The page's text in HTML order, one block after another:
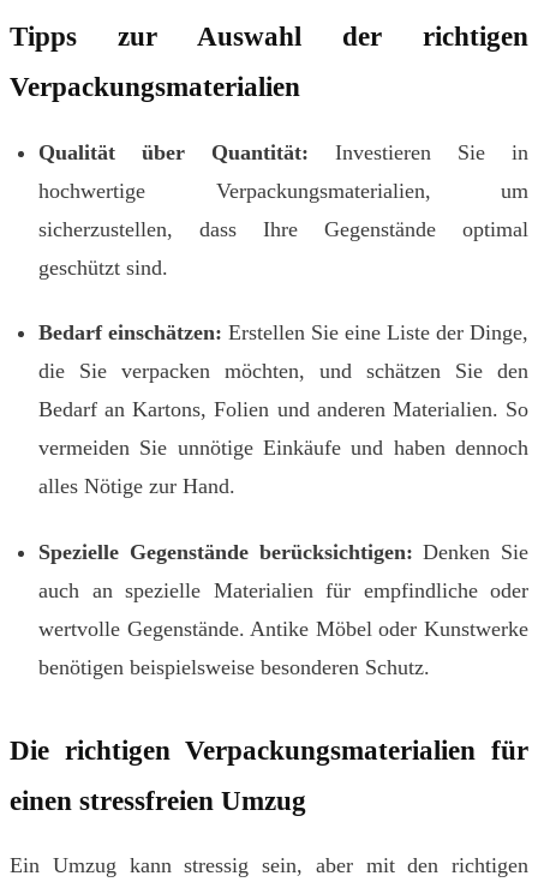
Tipps zur Auswahl der richtigen
Verpackungsmaterialien
Qualität über Quantität: Investieren Sie in
hochwertige Verpackungsmaterialien, um
sicherzustellen, dass Ihre Gegenstände optimal
geschützt sind.
Bedarf einschätzen: Erstellen Sie eine Liste der Dinge,
die Sie verpacken möchten, und schätzen Sie den
Bedarf an Kartons, Folien und anderen Materialien. So
vermeiden Sie unnötige Einkäufe und haben dennoch
alles Nötige zur Hand.
Spezielle Gegenstände berücksichtigen: Denken Sie
auch an spezielle Materialien für empfindliche oder
wertvolle Gegenstände. Antike Möbel oder Kunstwerke
benötigen beispielsweise besonderen Schutz.
Die richtigen Verpackungsmaterialien für
einen stressfreien Umzug
Ein Umzug kann stressig sein, aber mit den richtigen